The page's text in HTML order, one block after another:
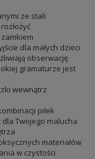
ze stali
dla małych dzieci
obserwację
gramaturze jest
wewnątrz
piłek
Twojego malucha
materiałów
w czystości